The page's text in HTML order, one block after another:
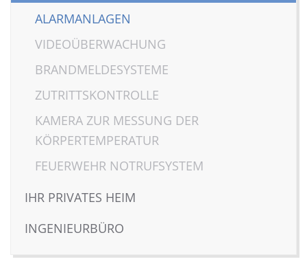
ALARMANLAGEN
VIDEOÜBERWACHUNG
BRANDMELDESYSTEME
ZUTRITTSKONTROLLE
KAMERA ZUR MESSUNG DER
KÖRPERTEMPERATUR
FEUERWEHR NOTRUFSYSTEM
IHR PRIVATES HEIM
INGENIEURBÜRO